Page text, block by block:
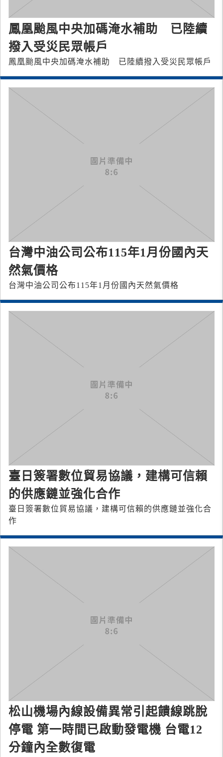
鳳凰颱風中央加碼淹水補助 已陸續
撥入受災民眾帳戶
鳳凰颱風中央加碼淹水補助 已陸續撥入受災民眾帳戶
台灣中油公司公布115年1月份國內天
然氣價格
台灣中油公司公布115年1月份國內天然氣價格
臺日簽署數位貿易協議，建構可信賴
的供應鏈並強化合作
臺日簽署數位貿易協議，建構可信賴的供應鏈並強化合
作
松山機場內線設備異常引起饋線跳脫
停電 第一時間已啟動發電機 台電12
分鐘內全數復電